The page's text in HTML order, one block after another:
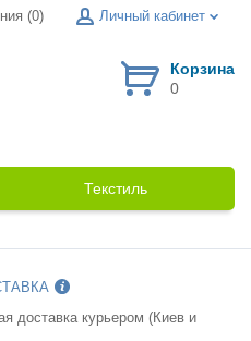
(0) Личный кабинет
Корзина
0
Текстиль
доставка курьером (Киев и